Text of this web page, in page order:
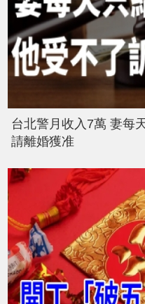
台北警月收入7萬 妻每
請離婚獲准